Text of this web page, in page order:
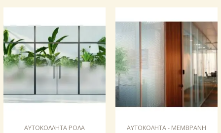
AΥΤΟΚΟΛΛΗΤΑ ΡΟΛΑ ΑΥΤΟΚΟΛΗΤΑ - ΜΕΜΒΡΑΝΗ